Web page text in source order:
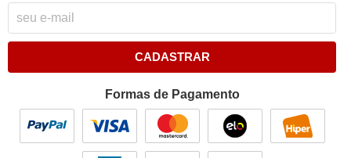
CADASTRAR
Formas de Pagamento